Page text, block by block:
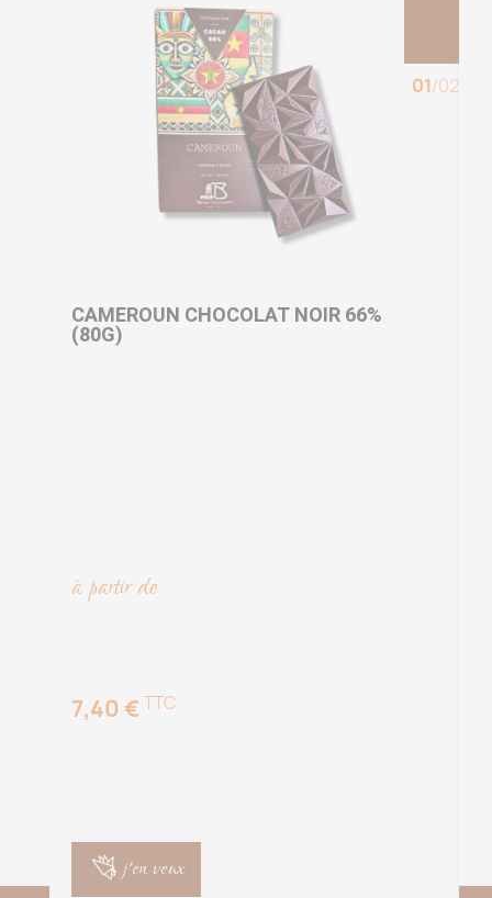
à partir de
7,40 €TTC
CAMEROUN CHOCOLAT NOIR 66%
(80G)
j'en veux
01/02